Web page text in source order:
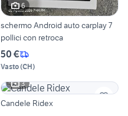
6
schermo Android auto carplay 7
pollici con retroca
50 €
Vasto(CH)
3
Candele Ridex